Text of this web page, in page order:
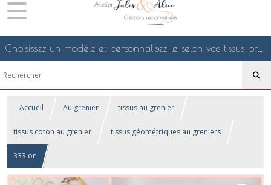
Choisissez un modèle et personnalisez-le selon vos tissus préférés de mes collections en ligne, je le confectionnerai selon vos souhaits
Accueil Au grenier tissus au grenier
tissus coton au grenier tissus géométriques au greniers
333 or